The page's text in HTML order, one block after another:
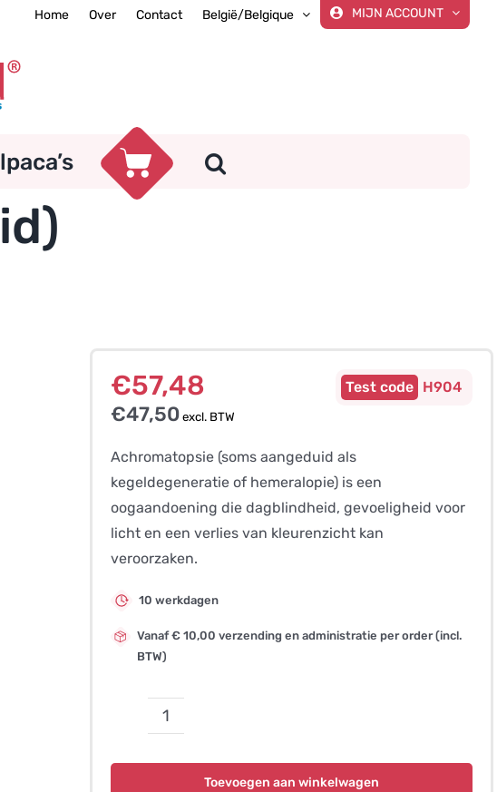
Home Over Contact België/Belgique MIJN ACCOUNT
€57,48
€47,50excl. BTW
H904
Achromatopsie (soms aangeduid als
kegeldegeneratie of hemeralopie) is een
oogaandoening die dagblindheid, gevoeligheid voor
licht en een verlies van kleurenzicht kan
veroorzaken.
10 werkdagen
Vanaf € 10,00 verzending en administratie per order (incl.
BTW)
Achromatopsie
(dagblindheid)
Toevoegen aan winkelwagen